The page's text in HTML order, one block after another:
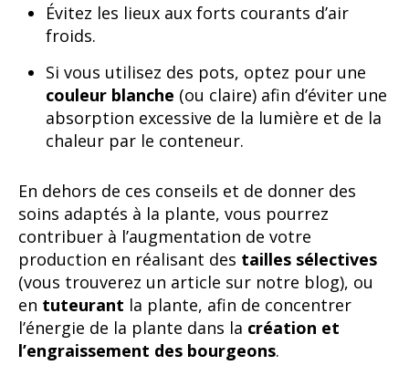
Évitez les lieux aux forts courants d’air
froids.
Si vous utilisez des pots, optez pour une
couleur blanche (ou claire) afin d’éviter une
absorption excessive de la lumière et de la
chaleur par le conteneur.
En dehors de ces conseils et de donner des
soins adaptés à la plante, vous pourrez
contribuer à l’augmentation de votre
production en réalisant des tailles sélectives
(vous trouverez un article sur notre blog), ou
en tuteurant la plante, afin de concentrer
l’énergie de la plante dans la création et
l’engraissement des bourgeons.